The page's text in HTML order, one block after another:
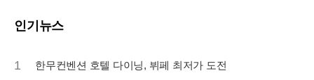
인기뉴스
1 한무컨벤션 호텔 다이닝, 뷔페 최저가 도전